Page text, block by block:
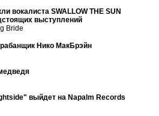
вокалиста SWALLOW THE SUN
выступлений
Bride
Нико МакБрэйн
выйдет на Napalm Records